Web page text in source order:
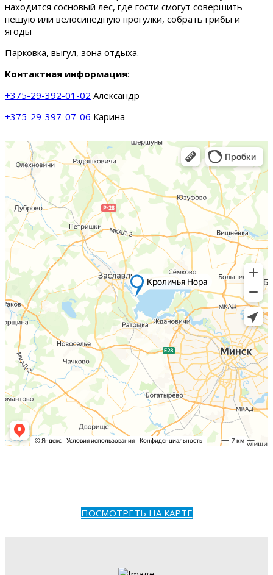
находится сосновый лес, где гости смогут совершить
пешую или велосипедную прогулки, собрать грибы и
ягоды
Парковка, выгул, зона отдыха.
Контактная информация:
+375-29-392-01-02 Александр
+375-29-397-07-06 Карина
ПОСМОТРЕТЬ НА КАРТЕ